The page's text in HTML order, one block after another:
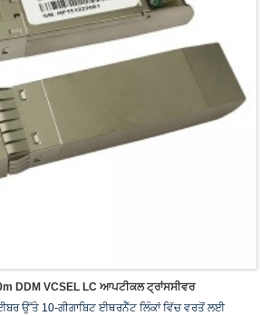
DDM VCSEL LC ਆਪਟੀਕਲ ਟ੍ਰਾਂਸਸੀਵਰ
ਉੱਤੇ 10-ਗੀਗਾਬਿਟ ਈਥਰਨੈੱਟ ਲਿੰਕਾਂ ਵਿੱਚ ਵਰਤੋਂ ਲਈ